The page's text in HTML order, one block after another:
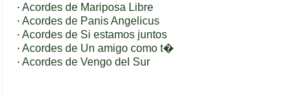
· Acordes de Mariposa Libre
· Acordes de Panis Angelicus
· Acordes de Si estamos juntos
· Acordes de Un amigo como t�
· Acordes de Vengo del Sur